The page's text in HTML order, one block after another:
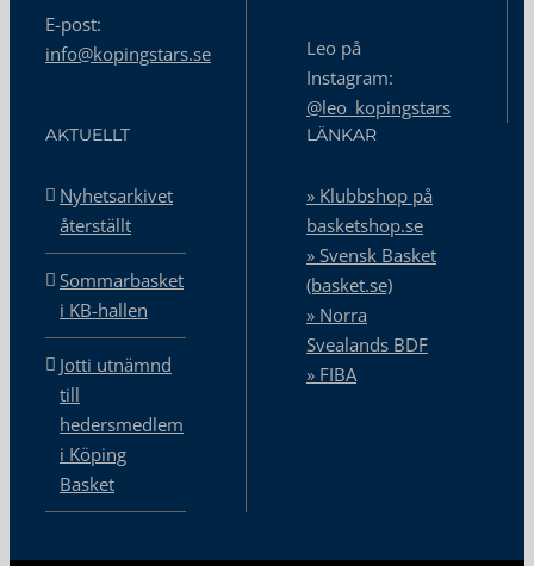
E-post:
info@kopingstars.se
Leo på
Instagram:
@leo_kopingstars
AKTUELLT
Nyhetsarkivet
återställt
Sommarbasket
i KB-hallen
Jotti utnämnd
till
hedersmedlem
i Köping
Basket
LÄNKAR
» Klubbshop på
basketshop.se
» Svensk Basket
(basket.se)
» Norra
Svealands BDF
» FIBA